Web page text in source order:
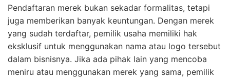
Pendaftaran merek bukan sekadar formalitas, tetapi
juga memberikan banyak keuntungan. Dengan merek
yang sudah terdaftar, pemilik usaha memiliki hak
eksklusif untuk menggunakan nama atau logo tersebut
dalam bisnisnya. Jika ada pihak lain yang mencoba
meniru atau menggunakan merek yang sama, pemilik